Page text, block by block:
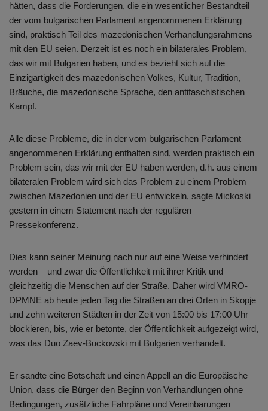
hätten, dass die Forderungen, die ein wesentlicher Bestandteil
der vom bulgarischen Parlament angenommenen Erklärung
sind, praktisch Teil des mazedonischen Verhandlungsrahmens
mit den EU seien. Derzeit ist es noch ein bilaterales Problem,
das wir mit Bulgarien haben, und es bezieht sich auf die
Einzigartigkeit des mazedonischen Volkes, Kultur, Tradition,
Bräuche, die mazedonische Sprache, den antifaschistischen
Kampf.
Alle diese Probleme, die in der vom bulgarischen Parlament
angenommenen Erklärung enthalten sind, werden praktisch ein
Problem sein, das wir mit der EU haben werden, d.h. aus einem
bilateralen Problem wird sich das Problem zu einem Problem
zwischen Mazedonien und der EU entwickeln, sagte Mickoski
gestern in einem Statement nach der regulären
Pressekonferenz.
Dies kann seiner Meinung nach nur auf eine Weise verhindert
werden – und zwar die Öffentlichkeit mit ihrer Kritik und
gleichzeitig die Menschen auf der Straße. Daher wird VMRO-
DPMNE ab heute jeden Tag die Straßen an drei Orten in Skopje
und zehn weiteren Städten in der Zeit von 15:00 bis 17:00 Uhr
blockieren, bis, wie er betonte, der Öffentlichkeit aufgezeigt wird,
was das Duo Zaev-Buckovski mit Bulgarien verhandelt.
Er sandte eine Botschaft und einen Appell an die Europäische
Union, dass die Bürger den Beginn von Verhandlungen ohne
Bedingungen, zusätzliche Fahrpläne und Vereinbarungen